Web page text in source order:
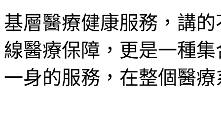
基層醫療健康服務，講
線醫療保障，更是一種
一身的服務，在整個醫